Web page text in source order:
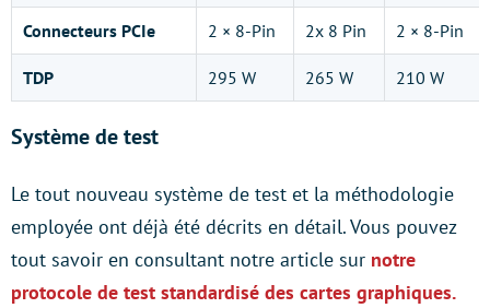
Connecteurs PCIe 2 × 8-Pin 2x 8 Pin 2 × 8-Pin
TDP 295 W 265 W 210 W
Système de test
Le tout nouveau système de test et la méthodologie
employée ont déjà été décrits en détail. Vous pouvez
tout savoir en consultant notre article sur notre
protocole de test standardisé des cartes graphiques.